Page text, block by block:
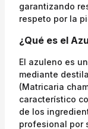
garantizando
respeto por la
¿Qué es el
El azuleno es
mediante
(Matricaria
característico
de los
profesional por